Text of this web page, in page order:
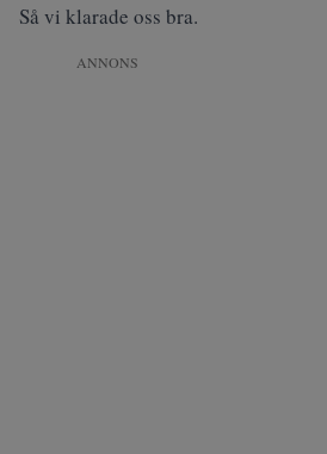
Så vi klarade oss bra.
ANNONS